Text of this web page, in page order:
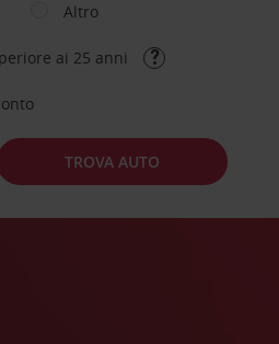
Altro
ai 25 anni
TROVA AUTO